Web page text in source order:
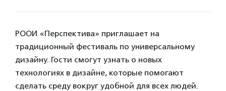
РООИ «Перспектива» приглашает на
традиционный фестиваль по универсальному
дизайну. Гости смогут узнать о новых
технологиях в дизайне, которые помогают
сделать среду вокруг удобной для всех людей.